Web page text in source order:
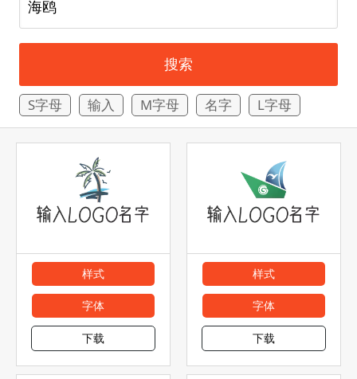
搜索
S字母 输入 M字母 名字 L字母
样式
字体
下载
样式
字体
下载